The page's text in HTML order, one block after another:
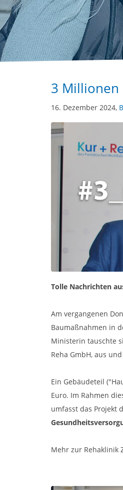
3 Millionen
16. Dezember 2024,
Tolle Nachrichten
Am vergangenen
Baumaßnahmen in
Ministerin tauschte
Reha GmbH, aus
Ein Gebäudeteil
Euro. Im Rahmen
umfasst das Projekt
Mehr zur Rehaklinik